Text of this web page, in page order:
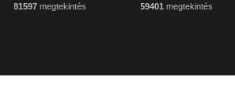
81597 megtekintés
59401 megtekintés